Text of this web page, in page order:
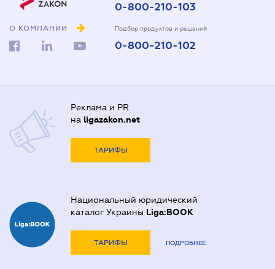
О КОМПАНИИ
0-800-210-103
Подбор продуктов и решений
0-800-210-102
Реклама и PR
на ligazakon.net
ТАРИФЫ
Национальный юридический
каталог Украины Liga:BOOK
ТАРИФЫ ПОДРОБНЕЕ